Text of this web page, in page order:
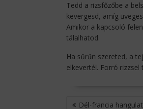
Tedd a rizsfőzőbe a
kevergesd, amíg
Amikor a kapcsoló
tálalhatod.
Ha sűrűn szereted, a
elkevertél. Forró rizzsel
BEJEGYZÉS
Dél-francia